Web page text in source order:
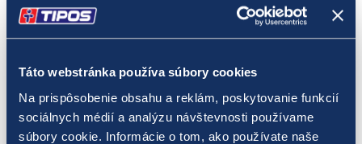
Táto webstránka používa súbory cookies
Na prispôsobenie obsahu a reklám, poskytovanie funkcií
sociálnych médií a analýzu návštevnosti používame
súbory cookie. Informácie o tom, ako používate naše
4. 9. 2025
TIPOS bude vo vrcholovom slovenskom
hokeji prítomný aj v ďalšej sezóne